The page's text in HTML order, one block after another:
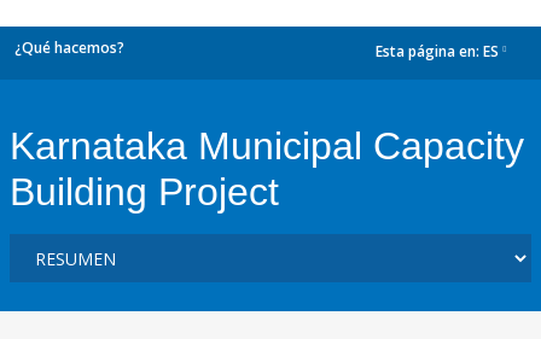
¿Qué hacemos? Esta página en: ES
Karnataka Municipal Capacity
Building Project